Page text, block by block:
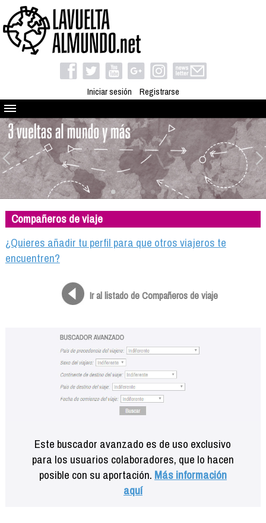
Iniciar sesión Registrarse
Quienes somos
El proyecto
Blog
Viaja con nosotros
Camino solidario
Libros
Compañeros de viaje
Compañeros de viaje
¿Quieres añadir tu perfil para que otros viajeros te
encuentren?
Ir al listado de Compañeros de viaje
Este buscador avanzado es de uso exclusivo
para los usuarios colaboradores, que lo hacen
posible con su aportación. Más información
aquí